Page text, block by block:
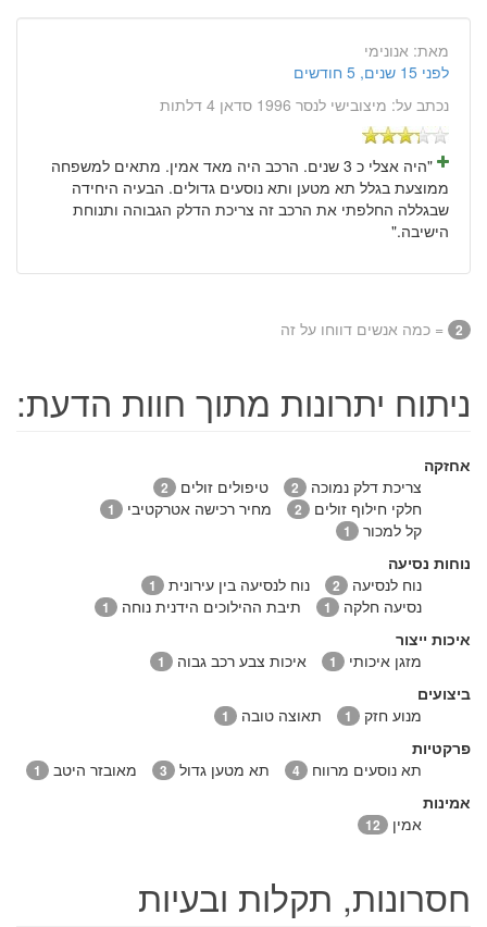
מאת: אנונימי
לפני 15 שנים, 5 חודשים
נכתב על: מיצובישי לנסר 1996 סדאן 4 דלתות
"היה אצלי כ 3 שנים. הרכב היה מאד אמין. מתאים למשפחה
ממוצעת בגלל תא מטען ותא נוסעים גדולים. הבעיה היחידה
שבגללה החלפתי את הרכב זה צריכת הדלק הגבוהה ותנוחת
הישיבה."
2 = כמה אנשים דווחו על זה
ניתוח יתרונות מתוך חוות הדעת:
אחזקה
צריכת דלק נמוכה
2 טיפולים זולים 2
חלקי חילוף זולים 2 מחיר רכישה אטרקטיבי 1
קל למכור 1
נוחות נסיעה
נוח לנסיעה
2 נוח לנסיעה בין עירונית 1
נסיעה חלקה 1 תיבת ההילוכים הידנית נוחה 1
איכות ייצור
מזגן איכותי
1 איכות צבע רכב גבוה 1
ביצועים
מנוע חזק
1 תאוצה טובה 1
פרקטיות
תא נוסעים מרווח
4 תא מטען גדול 3 מאובזר היטב 1
אמינות
אמין
12
חסרונות, תקלות ובעיות